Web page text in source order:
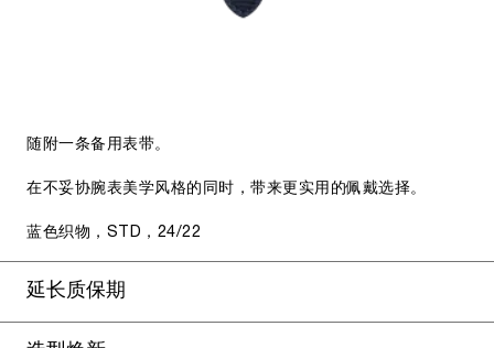
随附一条备用表带。
在不妥协腕表美学风格的同时，带来更实用的佩戴选择。
蓝色织物，STD，24/22
延长质保期